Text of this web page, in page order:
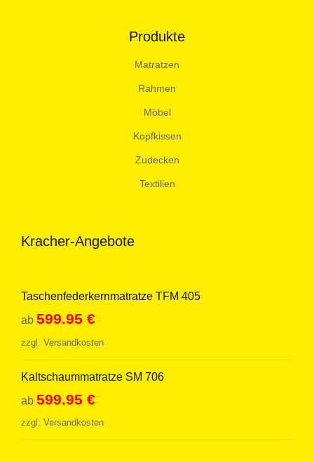
Produkte
Matratzen
Rahmen
Möbel
Kopfkissen
Zudecken
Textilien
Kracher-Angebote
Taschenfederkernmatratze TFM 405
ab 599.95 €
zzgl. Versandkosten
Kaltschaummatratze SM 706
ab 599.95 €
zzgl. Versandkosten